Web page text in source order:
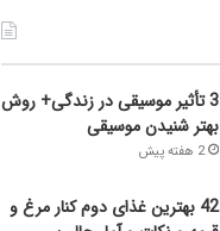
3 تأثیر موسیقی در زندگی+ روش
بهتر شنیدن موسیقی
2 هفته پیش
42 بهترین غذای دوم کنار مرغ و